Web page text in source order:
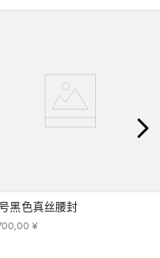
号黑色真丝腰封
¥
,00